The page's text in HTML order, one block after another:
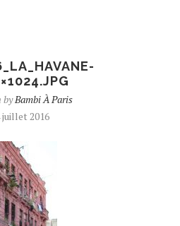
byBambi À Paris
juillet 2016